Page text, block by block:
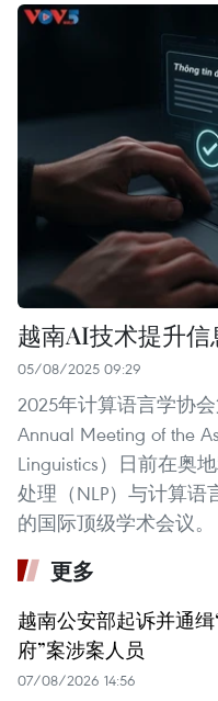
越南AI技术提升
05/08/2025 09:29
2025年计算语言学协会
Annual Meeting of the
Linguistics）日前在奥
处理（NLP）与计算
的国际顶级学术会议。
更多
越南公安部起诉并通
府”案涉案人员
07/08/2026 14:56